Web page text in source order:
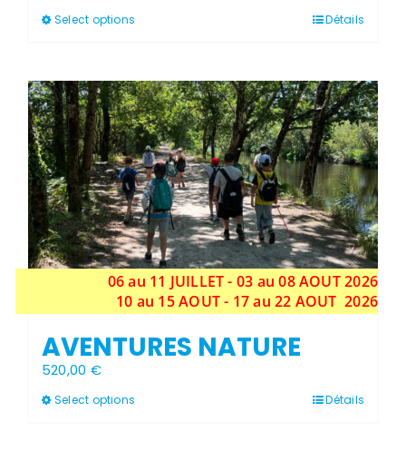
Select options
variations.
Les
options
peuvent
être
choisies
sur
la
page
du
produit
Détails
06 au 11 JUILLET - 03 au 08 AOUT 2026
10 au 15 AOUT - 17 au 22 AOUT 2026
AVENTURES NATURE
520,00 €
Select options Détails